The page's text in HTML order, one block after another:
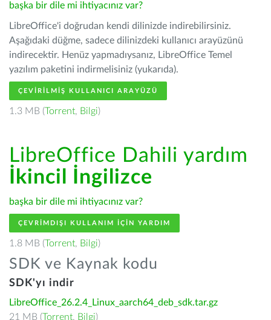
başka bir dile mi ihtiyacınız var?
LibreOffice'i doğrudan kendi dilinizde indirebilirsiniz.
Aşağıdaki düğme, sadece dilinizdeki kullanıcı arayüzünü
indirecektir. Henüz yapmadıysanız, LibreOffice Temel
yazılım paketini indirmelisiniz (yukarıda).
ÇEVIRILMIŞ KULLANICI ARAYÜZÜ
1.3 MB (Torrent, Bilgi)
LibreOffice Dahili yardım
İkincil İngilizce
başka bir dile mi ihtiyacınız var?
ÇEVRIMDIŞI KULLANIM IÇIN YARDIM
1.8 MB (Torrent, Bilgi)
SDK ve Kaynak kodu
SDK'yı indir
LibreOffice_26.2.4_Linux_aarch64_deb_sdk.tar.gz
21 MB (Torrent, Bilgi)